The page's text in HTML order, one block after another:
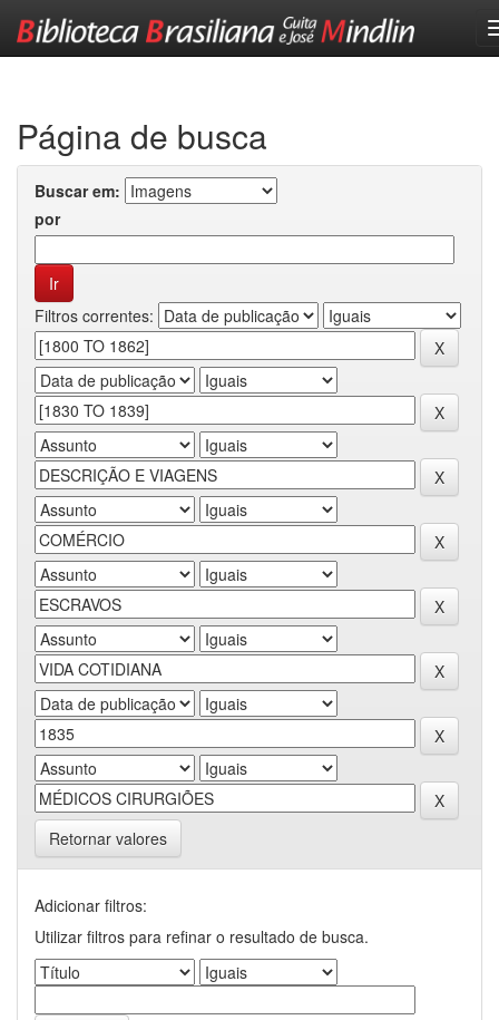
Página de busca
Buscar em:
por
Filtros correntes:
Retornar valores
Adicionar filtros:
Utilizar filtros para refinar o resultado de busca.